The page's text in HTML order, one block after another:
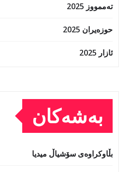
تەممووز 2025
حوزه‌یران 2025
ئازار 2025
بەشەکان
بڵاوکراوەی سۆشیاڵ میدیا